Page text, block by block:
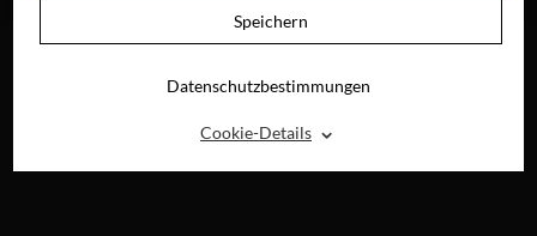
Speichern
Datenschutzbestimmungen
Cookie-Details ⌃